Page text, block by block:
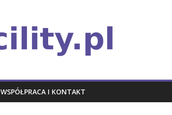
WSPÓŁPRACA I KONTAKT